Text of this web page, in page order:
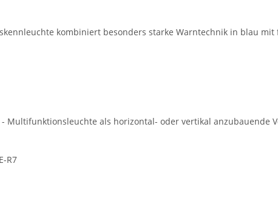
kombiniert besonders starke Warntechnik in blau
Multifunktionsleuchte als horizontal- oder vertikal anzubauende
R7